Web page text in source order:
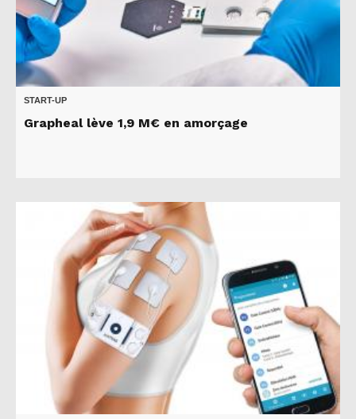
START-UP
Grapheal lève 1,9 M€ en amorçage